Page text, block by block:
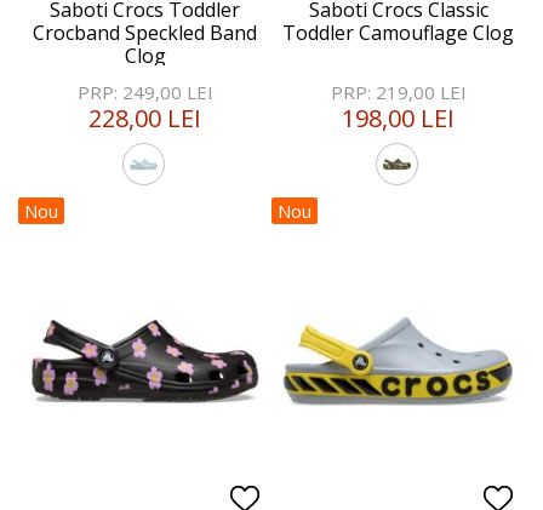
Saboti Crocs Toddler
Crocband Speckled Band
Clog
PRP: 249,00 LEI
228,00 LEI
Saboti Crocs Classic
Toddler Camouflage Clog
PRP: 219,00 LEI
198,00 LEI
Nou Nou